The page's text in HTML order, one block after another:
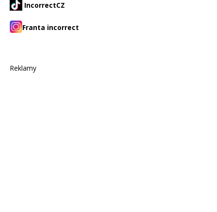
IncorrectCZ
Franta incorrect
Reklamy